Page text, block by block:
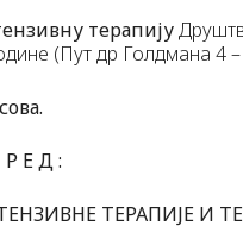
терапију
(Пут др Голдмана 4 –
Е Д :
ТЕРАПИЈЕ И